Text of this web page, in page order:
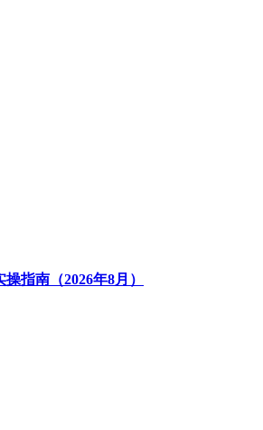
指南（2026年8月）